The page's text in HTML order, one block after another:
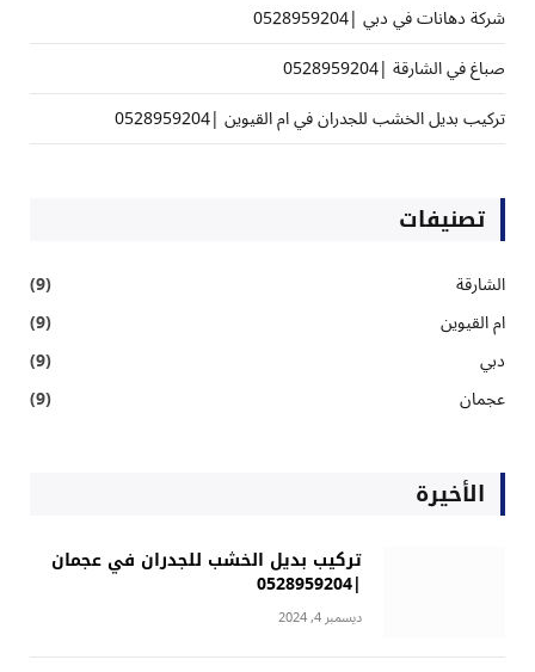
شركة دهانات في دبي |0528959204
صباغ في الشارقة |0528959204
تركيب بديل الخشب للجدران في ام القيوين |0528959204
تصنيفات
الشارقة
(9)
ام القيوين
(9)
دبي
(9)
عجمان
(9)
الأخيرة
تركيب بديل الخشب للجدران في عجمان
|0528959204
ديسمبر 4, 2024